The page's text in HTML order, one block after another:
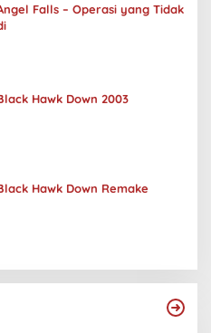
Falls – Operasi yang Tidak
Hawk Down 2003
Hawk Down Remake